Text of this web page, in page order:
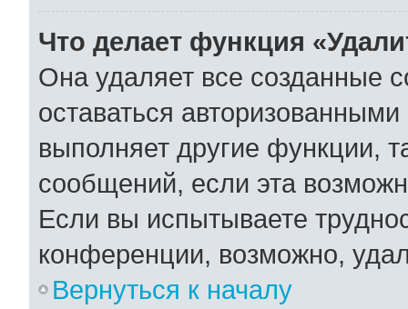
Что делает функция
Она удаляет все созданные
оставаться
выполняет другие функции,
сообщений, если эта
Если вы испытываете
конференции, возможно,
Вернуться к началу